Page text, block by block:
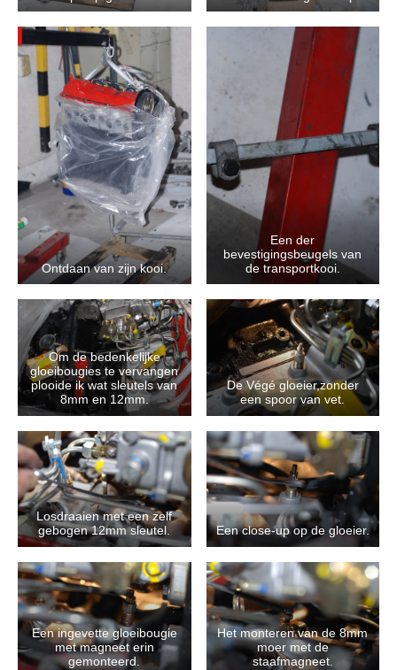
Ontdaan van zijn kooi.
Een der
bevestigingsbeugels van
de transportkooi.
Om de bedenkelijke
gloeibougies te vervangen
plooide ik wat sleutels van
8mm en 12mm.
De Végé gloeier,zonder
een spoor van vet.
Losdraaien met een zelf
gebogen 12mm sleutel.
Een close-up op de gloeier.
Een ingevette gloeibougie
met magneet erin
gemonteerd.
Het monteren van de 8mm
moer met de
staafmagneet.